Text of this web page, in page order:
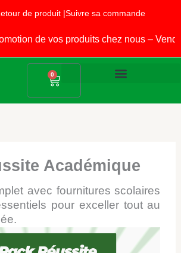
de produit |Suivre sa commande
de vos produits chez nous – Vendez
0
Panier
Académique
avec fournitures scolaires
pour exceller tout au